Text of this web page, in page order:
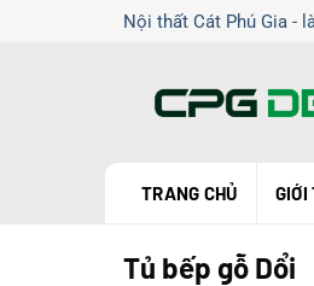
Nội thất Cát Phú Gia -
TRANG CHỦ GIỚI
Tủ bếp gỗ Dổi